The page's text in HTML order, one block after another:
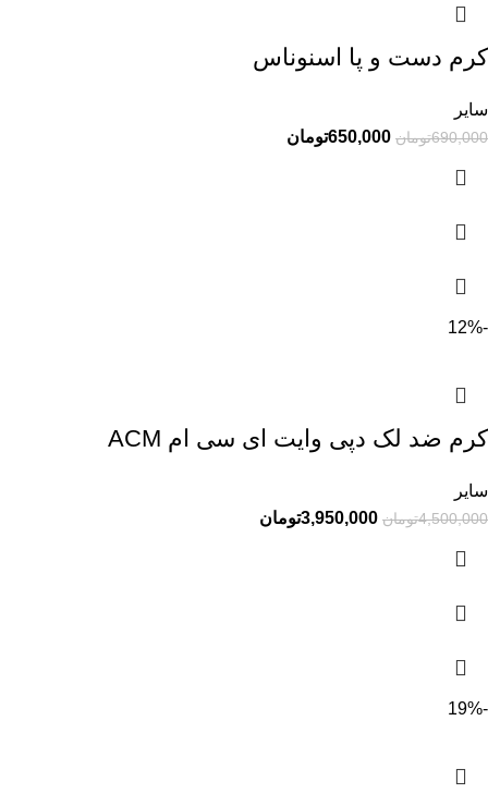
کرم دست و پا اسنوناس
سایر
690,000تومان 650,000تومان
-12%
کرم ضد لک دپی وایت ای سی ام ACM
سایر
4,500,000تومان 3,950,000تومان
-19%